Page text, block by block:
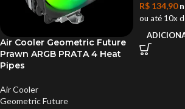
Air Cooler Geometric Future
Prawn ARGB PRATA 4 Heat
Pipes
Air Cooler
Geometric Future
R$ 134,90
ou até 10x